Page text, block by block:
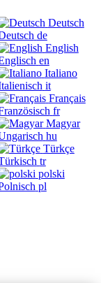
Deutsch
de
English
en
Italiano
it
Français
fr
Magyar
hu
Türkçe
tr
polski
pl